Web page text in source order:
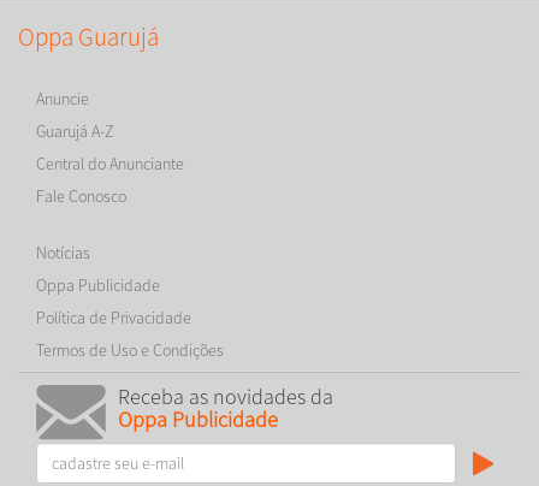
Oppa Guarujá
Anuncie
Guarujá A-Z
Central do Anunciante
Fale Conosco
Notícias
Oppa Publicidade
Política de Privacidade
Termos de Uso e Condições
Receba as novidades da
Oppa Publicidade